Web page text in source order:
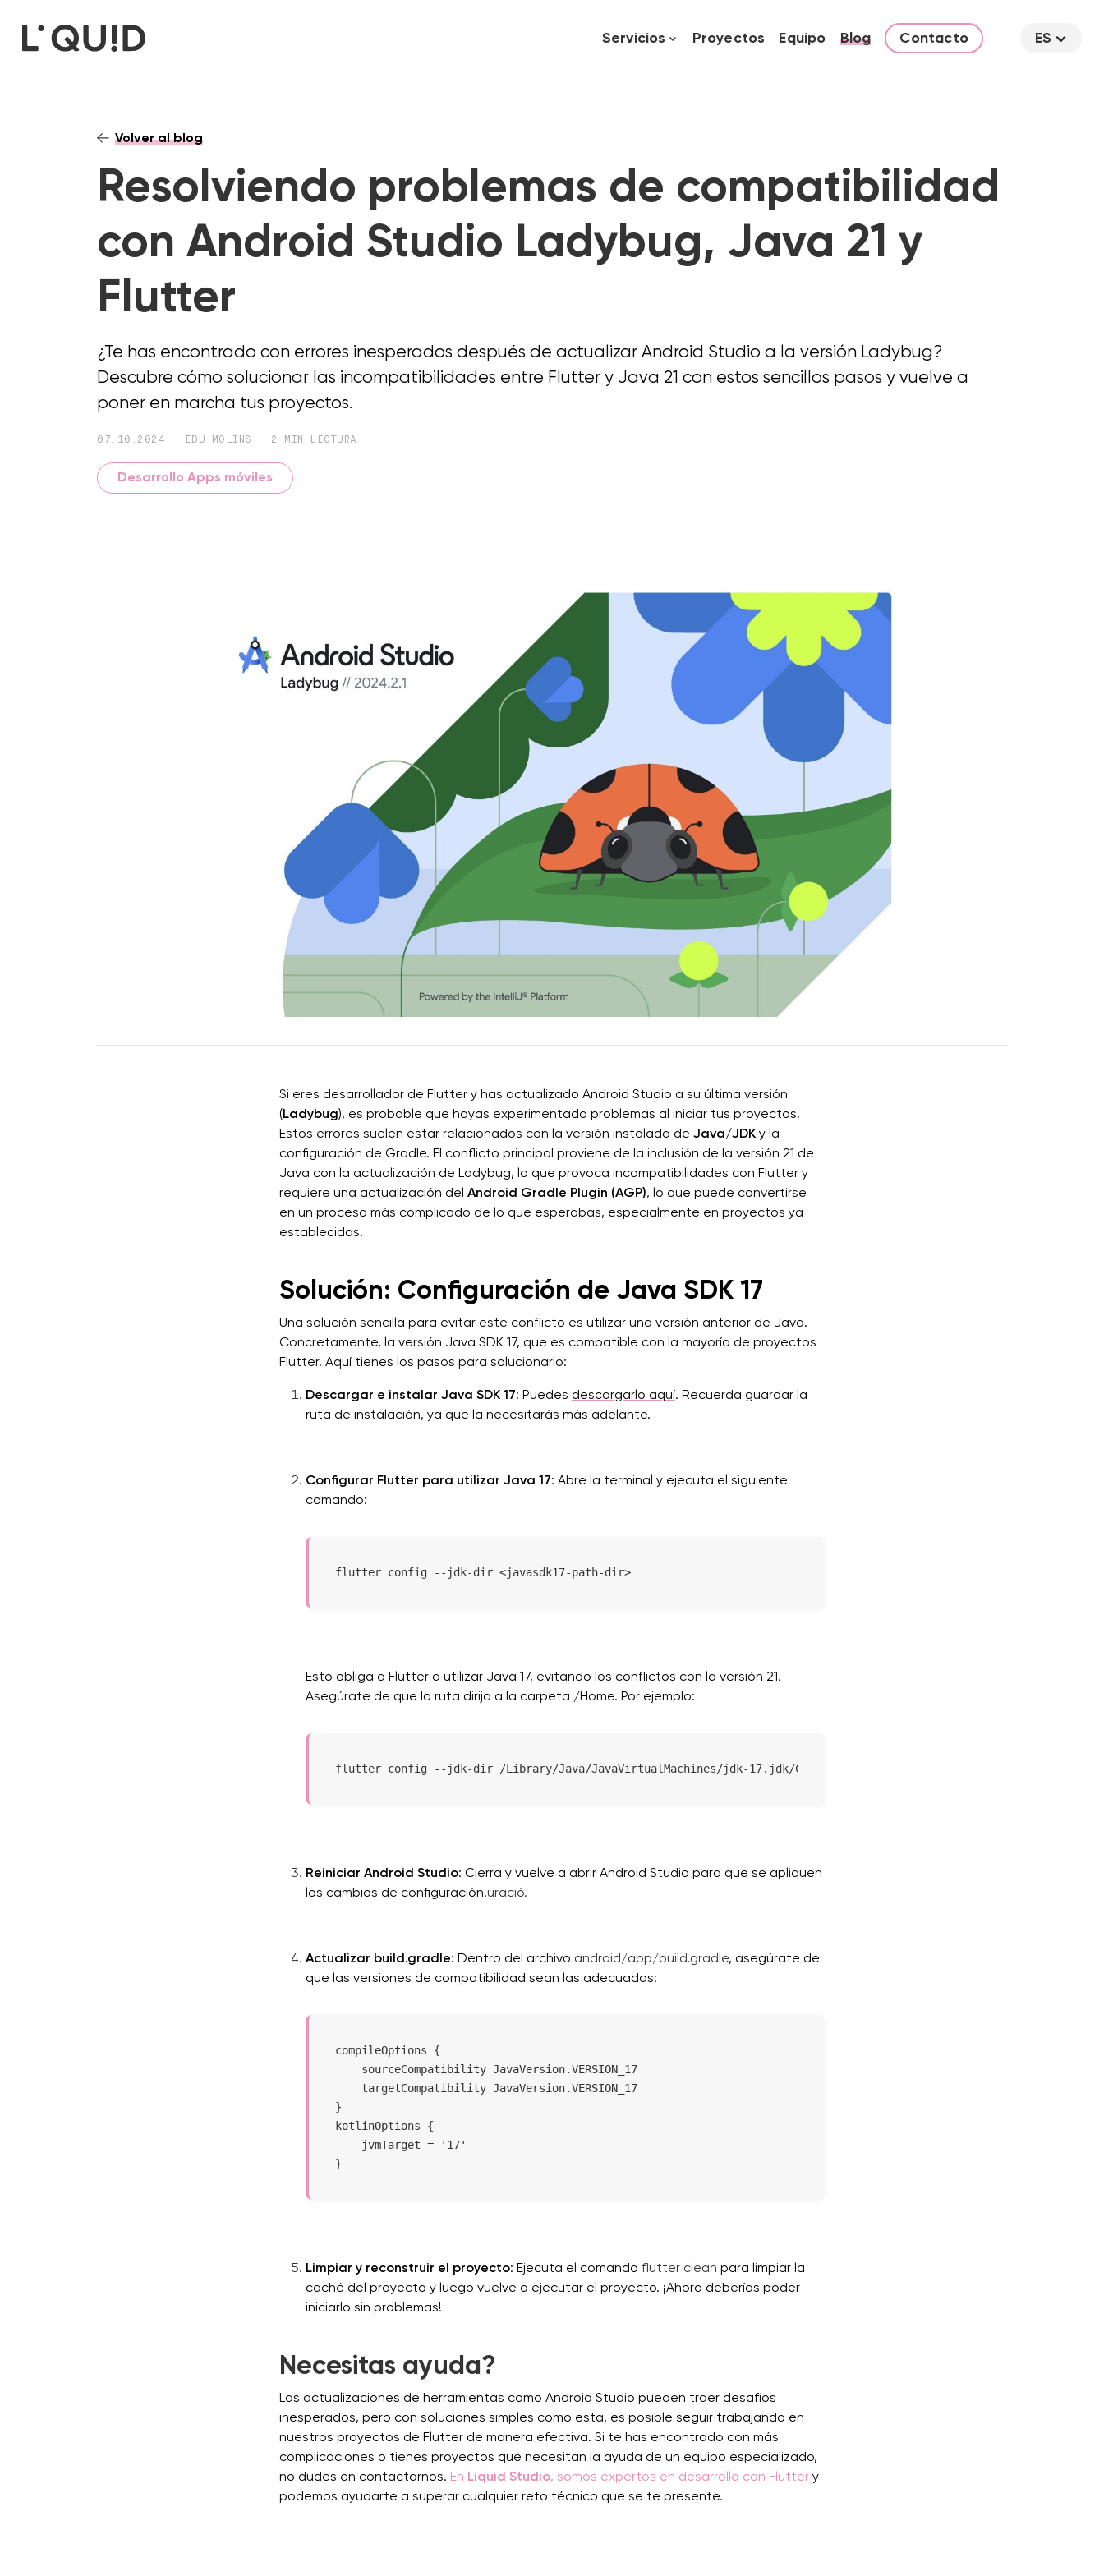
Servicios Proyectos Equipo Blog Contacto ES
Volver al blog
Resolviendo problemas de compatibilidad
con Android Studio Ladybug, Java 21 y
Flutter
¿Te has encontrado con errores inesperados después de actualizar Android Studio a la versión Ladybug?
Descubre cómo solucionar las incompatibilidades entre Flutter y Java 21 con estos sencillos pasos y vuelve a
poner en marcha tus proyectos.
07.10.2024 — EDU MOLINS — 2 MIN LECTURA
Desarrollo Apps móviles
Si eres desarrollador de Flutter y has actualizado Android Studio a su última versión
(Ladybug), es probable que hayas experimentado problemas al iniciar tus proyectos.
Estos errores suelen estar relacionados con la versión instalada de Java/JDKy la
configuración de Gradle. El conflicto principal proviene de la inclusión de la versión 21 de
Java con la actualización de Ladybug, lo que provoca incompatibilidades con Flutter y
requiere una actualización del Android Gradle Plugin (AGP), lo que puede convertirse
en un proceso más complicado de lo que esperabas, especialmente en proyectos ya
establecidos.
Solución: Configuración de Java SDK 17
Una solución sencilla para evitar este conflicto es utilizar una versión anterior de Java.
Concretamente, la versión Java SDK 17, que es compatible con la mayoría de proyectos
Flutter. Aquí tienes los pasos para solucionarlo:
Descargar e instalar Java SDK 17: Puedes descargarlo aquí. Recuerda guardar la
ruta de instalación, ya que la necesitarás más adelante.
Configurar Flutter para utilizar Java 17: Abre la terminal y ejecuta el siguiente
comando:
flutter config --jdk-dir <javasdk17-path-dir>
Esto obliga a Flutter a utilizar Java 17, evitando los conflictos con la versión 21.
Asegúrate de que la ruta dirija a la carpeta /Home. Por ejemplo:
flutter config --jdk-dir /Library/Java/JavaVirtualMachines/jdk-17.jdk/Contents/Home
Reiniciar Android Studio: Cierra y vuelve a abrir Android Studio para que se apliquen
los cambios de configuración.uració.
Actualizar build.gradle: Dentro del archivo android/app/build.gradle, asegúrate de
que las versiones de compatibilidad sean las adecuadas:
compileOptions {
    sourceCompatibility JavaVersion.VERSION_17
    targetCompatibility JavaVersion.VERSION_17
}
kotlinOptions {
    jvmTarget = '17'
}
Limpiar y reconstruir el proyecto: Ejecuta el comando flutter clean para limpiar la
caché del proyecto y luego vuelve a ejecutar el proyecto. ¡Ahora deberías poder
iniciarlo sin problemas!
Necesitas ayuda?
Las actualizaciones de herramientas como Android Studio pueden traer desafíos
inesperados, pero con soluciones simples como esta, es posible seguir trabajando en
nuestros proyectos de Flutter de manera efectiva. Si te has encontrado con más
complicaciones o tienes proyectos que necesitan la ayuda de un equipo especializado,
no dudes en contactarnos. En Liquid Studio, somos expertos en desarrollo con Fluttery
podemos ayudarte a superar cualquier reto técnico que se te presente.